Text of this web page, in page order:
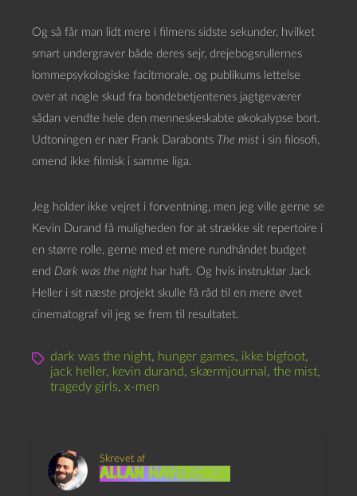
Og så får man lidt mere i filmens sidste sekunder, hvilket
smart undergraver både deres sejr, drejebogsrullernes
lommepsykologiske facitmorale, og publikums lettelse
over at nogle skud fra bondebetjentenes jagtgeværer
sådan vendte hele den menneskeskabte økokalypse bort.
Udtoningen er nær Frank Darabonts The mist i sin filosofi,
omend ikke filmisk i samme liga.
Jeg holder ikke vejret i forventning, men jeg ville gerne se
Kevin Durand få muligheden for at strække sit repertoire i
en større rolle, gerne med et mere rundhåndet budget
end Dark was the night har haft. Og hvis instruktør Jack
Heller i sit næste projekt skulle få råd til en mere øvet
cinematograf vil jeg se frem til resultatet.
dark was the night, hunger games, ikke bigfoot,
jack heller, kevin durand, skærmjournal , the mist,
tragedy girls, x-men
Skrevet af
Allan Haverholm